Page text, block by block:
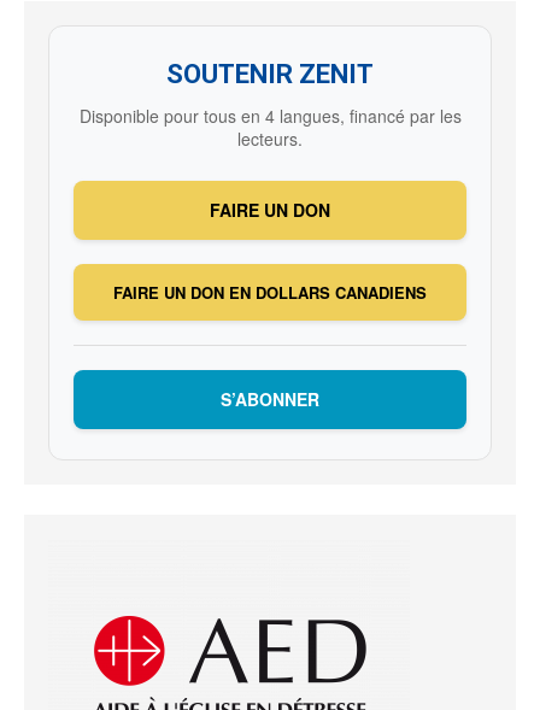
SOUTENIR ZENIT
Disponible pour tous en 4 langues, financé par les
lecteurs.
FAIRE UN DON
FAIRE UN DON EN DOLLARS CANADIENS
S’ABONNER